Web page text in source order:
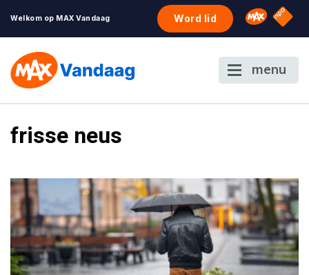
Welkom op MAX Vandaag Word lid Omroep
NPO
menu
frisse neus